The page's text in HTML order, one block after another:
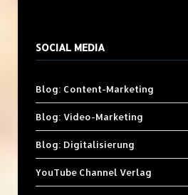
SOCIAL MEDIA
Blog: Content-Marketing
Blog: Video-Marketing
Blog: Digitalisierung
YouTube Channel Verlag